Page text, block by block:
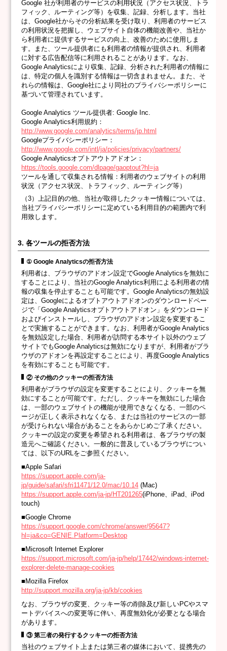
Google 社が利用者のサービスの利用状況（アクセス状況、トラ
フィック、ルーティング等）を収集、記録、分析します。当社
は、Google社からその分析結果を受け取り、利用者のサービス
の利用状況を把握し、ウェブサイト自体の機能改善や、当社か
ら利用者に提供するサービスの向上、改善のために使用しま
す。また、ツール提供者にも利用者の情報が提供され、利用者
に対する広告配信等に利用されることがあります。なお、
Google Analyticsにより収集、記録、分析された利用者の情報に
は、特定の個人を識別する情報は一切含まれません。また、そ
れらの情報は、Google社により同社のプライバシーポリシーに
基づいて管理されています。
Google Analytics ツール提供者: Google Inc.
Google Analytics利用規約：
http://www.google.com/analytics/terms/jp.html
Googleプライバシーポリシー：
http://www.google.com/intl/ja/policies/privacy/partners/
Google Analyticsオプトアウトアドオン：
https://tools.google.com/dlpage/gaoptout?hl=ja
ツールを通して収集される情報：利用者のウェブサイトの利用
状況（アクセス状況、トラフィック、ルーティング等）
（3）上記目的の他、当社が取得したクッキー情報については、
当社プライバシーポリシーに定めている利用目的の範囲内で利
用致します。
3. 各ツールの拒否方法
① Google Analyticsの拒否方法
利用者は、ブラウザのアドオン設定でGoogle Analyticsを無効に
することにより、当社のGoogle Analytics利用による利用者の情
報の収集を停止することも可能です。Google Analyticsの無効設
定は、Googleによるオプトアウトアドオンのダウンロードペー
ジで「Google Analyticsオプトアウトアドオン」をダウンロード
およびインストールし、ブラウザのアドオン設定を変更するこ
とで実施することができます。なお、利用者がGoogle Analytics
を無効設定した場合、利用者が訪問する本サイト以外のウェブ
サイトでもGoogle Analyticsは無効になりますが、利用者がブラ
ウザのアドオンを再設定することにより、再度Google Analytics
を有効にすることも可能です。
② その他のクッキーの拒否方法
利用者がブラウザの設定を変更することにより、クッキーを無
効にすることが可能です。ただし、クッキーを無効にした場合
は、一部のウェブサイトの機能が使用できなくなる、一部のペ
ージが正しく表示されなくなる、または当社のサービスの一部
が受けられない場合があることをあらかじめご了承ください。
クッキーの設定の変更を希望される利用者は、各ブラウザの製
造元へご確認ください。一般的に普及しているブラウザについ
ては、以下のURLをご参照ください。
■Apple Safari
https://support.apple.com/ja-
jp/guide/safari/sfri11471/12.0/mac/10.14 (Mac)
https://support.apple.com/ja-jp/HT201265(iPhone、iPad、iPod
touch)
■Google Chrome
https://support.google.com/chrome/answer/95647?
hl=ja&co=GENIE.Platform=Desktop
■Microsoft Internet Explorer
https://support.microsoft.com/ja-jp/help/17442/windows-internet-
explorer-delete-manage-cookies
■Mozilla Firefox
http://support.mozilla.org/ja-jp/kb/cookies
なお、ブラウザの変更、クッキー等の削除及び新しいPCやスマ
ートデバイスへの変更等に伴い、再度無効化が必要となる場合
があります。
③ 第三者の発行するクッキーの拒否方法
当社のウェブサイト上または第三者の媒体において、提携先の